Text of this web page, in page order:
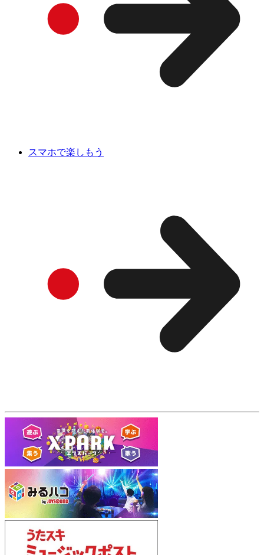
スマホで楽しもう